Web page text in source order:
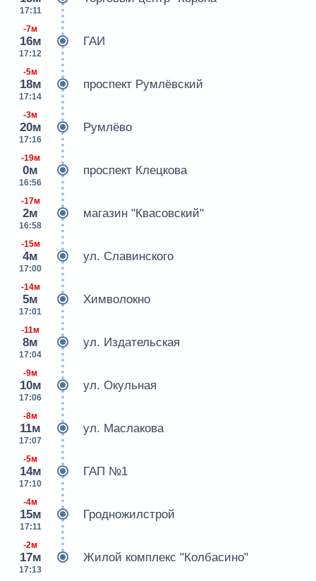
17:11
-7м
16м
17:12
ГАИ
-5м
18м
17:14
проспект Румлёвский
-3м
20м
17:16
Румлёво
-19м
0м
16:56
проспект Клецкова
-17м
2м
16:58
магазин "Квасовский"
-15м
4м
17:00
ул. Славинского
-14м
5м
17:01
Химволокно
-11м
8м
17:04
ул. Издательская
-9м
10м
17:06
ул. Окульная
-8м
11м
17:07
ул. Маслакова
-5м
14м
17:10
ГАП №1
-4м
15м
17:11
Гродножилстрой
-2м
17м
17:13
Жилой комплекс "Колбасино"